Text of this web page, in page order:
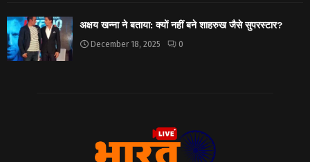
अक्षय खन्ना ने बताया: क्यों नहीं बने शाहरुख जैसे सुपरस्टार?
December 18, 2025 0